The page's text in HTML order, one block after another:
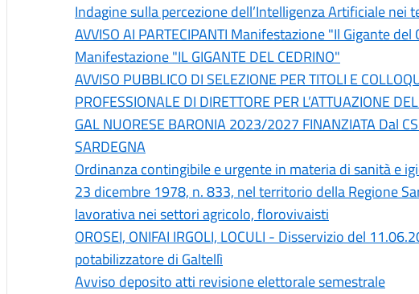
Indagine sulla percezione dell’Intelligenza Artificiale nei
AVVISO AI PARTECIPANTI Manifestazione "Il Gigante
Manifestazione "IL GIGANTE DEL CEDRINO"
AVVISO PUBBLICO DI SELEZIONE PER TITOLI E
PROFESSIONALE DI DIRETTORE PER L’ATTUAZIONE
GAL NUORESE BARONIA 2023/2027 FINANZIATA Dal
SARDEGNA
Ordinanza contingibile e urgente in materia di sanità e
23 dicembre 1978, n. 833, nel territorio della Regione
lavorativa nei settori agricolo, florovivaisti
OROSEI, ONIFAI IRGOLI, LOCULI - Disservizio del
potabilizzatore di Galtellì
Avviso deposito atti revisione elettorale semestrale